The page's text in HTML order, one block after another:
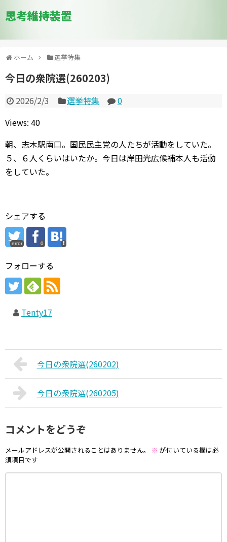
思考維持装置
ホーム 選挙特集
今日の衆院選(260203)
2026/2/3 選挙特集
0
Views: 40
朝、志木駅南口。国民民主党の人たちが活動をしていた。
５、６人くらいはいたか。今日は岸田光広候補本人も活動
をしていた。
シェアする
error 0
フォローする
Tenty17
今日の衆院選(260202)
今日の衆院選(260205)
コメントをどうぞ
メールアドレスが公開されることはありません。 ※ が付いている欄は必
須項目です